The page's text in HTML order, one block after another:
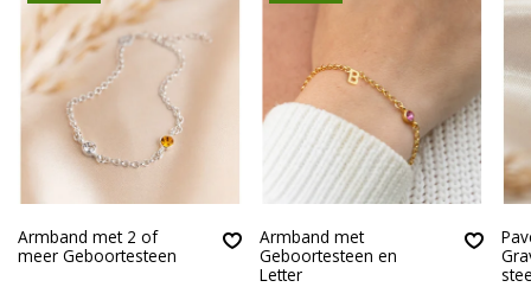
Armband met 2 of
meer Geboortesteen
Armband met
Geboortesteen en
Letter